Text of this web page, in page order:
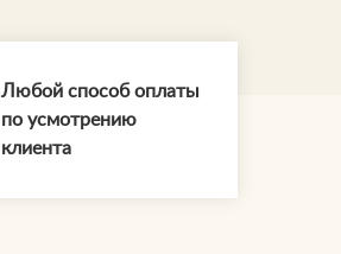
Любой способ оплаты
по усмотрению
клиента